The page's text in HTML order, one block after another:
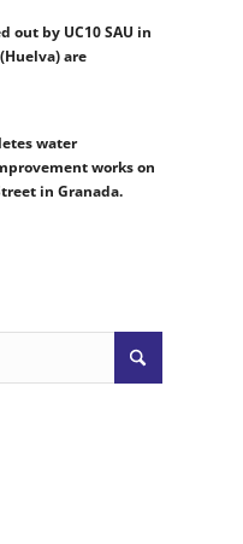
out by UC10 SAU in
are
water
works on
in Granada.